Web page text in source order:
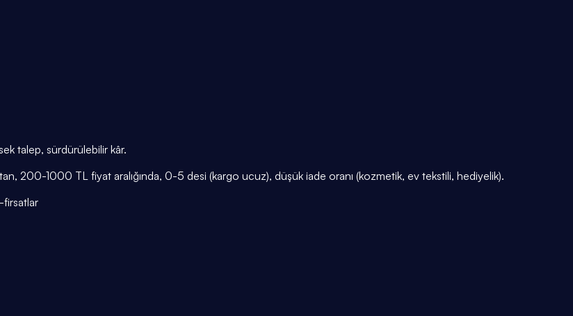
talep, sürdürülebilir kâr.
200-1000 TL fiyat aralığında, 0-5 desi (kargo ucuz), düşük iade oranı (kozmetik, ev tekstili, hediyelik).
firsatlar